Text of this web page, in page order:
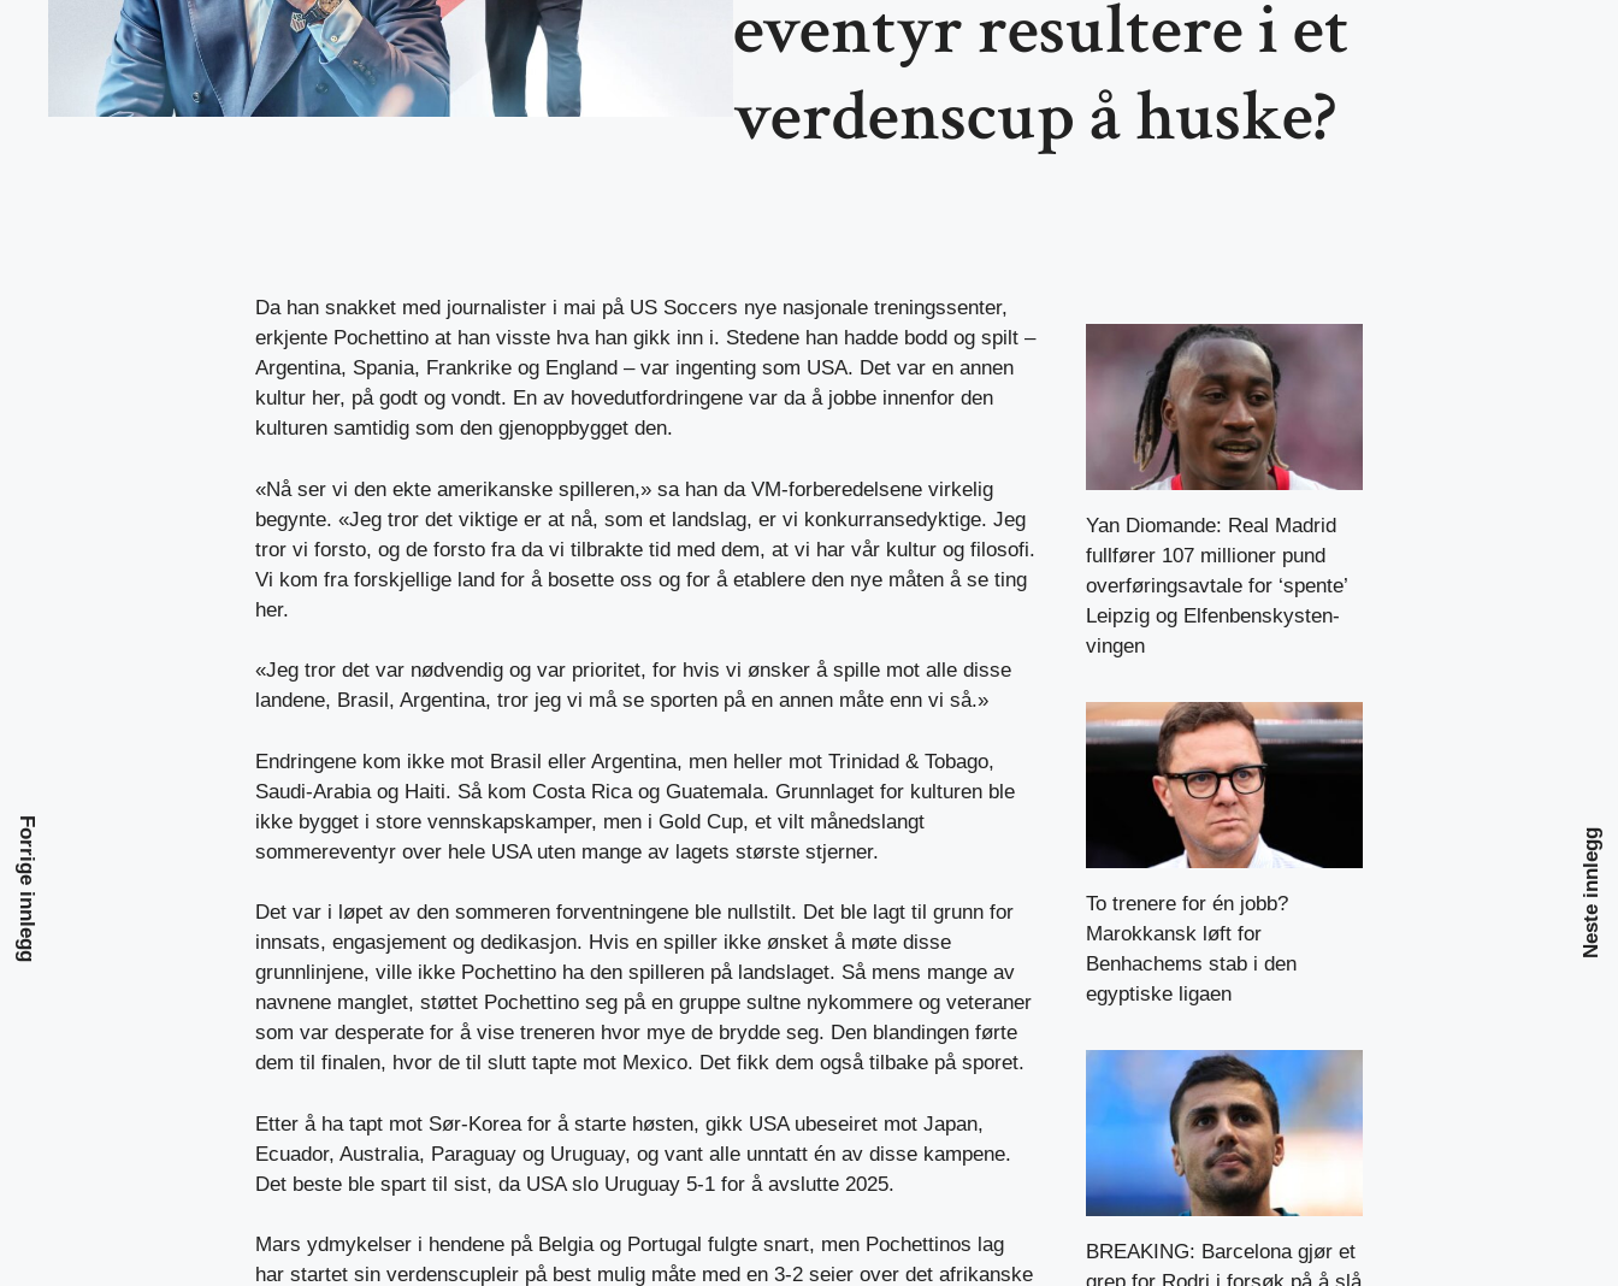
eventyr resultere i et
verdenscup å huske?
Da han snakket med journalister i mai på US Soccers nye nasjonale treningssenter,
erkjente Pochettino at han visste hva han gikk inn i. Stedene han hadde bodd og spilt –
Argentina, Spania, Frankrike og England – var ingenting som USA. Det var en annen
kultur her, på godt og vondt. En av hovedutfordringene var da å jobbe innenfor den
kulturen samtidig som den gjenoppbygget den.
«Nå ser vi den ekte amerikanske spilleren,» sa han da VM-forberedelsene virkelig
begynte. «Jeg tror det viktige er at nå, som et landslag, er vi konkurransedyktige. Jeg
tror vi forsto, og de forsto fra da vi tilbrakte tid med dem, at vi har vår kultur og filosofi.
Vi kom fra forskjellige land for å bosette oss og for å etablere den nye måten å se ting
her.
«Jeg tror det var nødvendig og var prioritet, for hvis vi ønsker å spille mot alle disse
landene, Brasil, Argentina, tror jeg vi må se sporten på en annen måte enn vi så.»
Endringene kom ikke mot Brasil eller Argentina, men heller mot Trinidad & Tobago,
Saudi-Arabia og Haiti. Så kom Costa Rica og Guatemala. Grunnlaget for kulturen ble
ikke bygget i store vennskapskamper, men i Gold Cup, et vilt månedslangt
sommereventyr over hele USA uten mange av lagets største stjerner.
Det var i løpet av den sommeren forventningene ble nullstilt. Det ble lagt til grunn for
innsats, engasjement og dedikasjon. Hvis en spiller ikke ønsket å møte disse
grunnlinjene, ville ikke Pochettino ha den spilleren på landslaget. Så mens mange av
navnene manglet, støttet Pochettino seg på en gruppe sultne nykommere og veteraner
som var desperate for å vise treneren hvor mye de brydde seg. Den blandingen førte
dem til finalen, hvor de til slutt tapte mot Mexico. Det fikk dem også tilbake på sporet.
Etter å ha tapt mot Sør-Korea for å starte høsten, gikk USA ubeseiret mot Japan,
Ecuador, Australia, Paraguay og Uruguay, og vant alle unntatt én av disse kampene.
Det beste ble spart til sist, da USA slo Uruguay 5-1 for å avslutte 2025.
Mars ydmykelser i hendene på Belgia og Portugal fulgte snart, men Pochettinos lag
har startet sin verdenscupleir på best mulig måte med en 3-2 seier over det afrikanske
Forrige innlegg Neste innlegg
Yan Diomande: Real Madrid
fullfører 107 millioner pund
overføringsavtale for ‘spente’
Leipzig og Elfenbenskysten-
vingen
To trenere for én jobb?
Marokkansk løft for
Benhachems stab i den
egyptiske ligaen
BREAKING: Barcelona gjør et
grep for Rodri i forsøk på å slå